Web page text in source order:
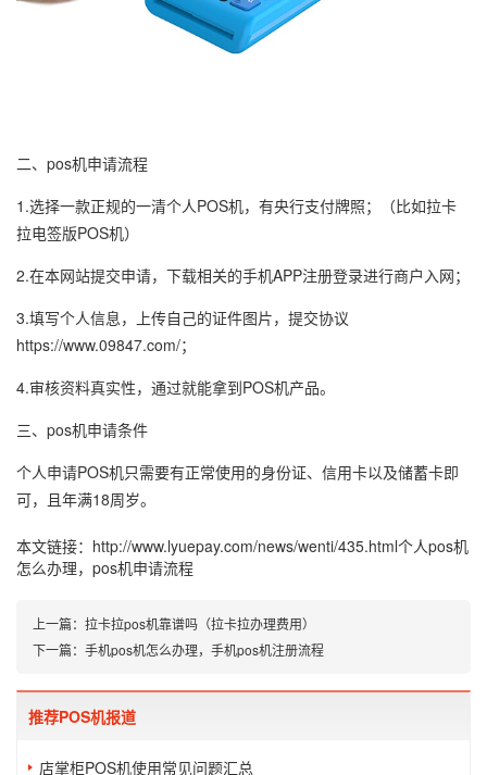
二、pos机申请流程
1.选择一款正规的一清个人POS机，有央行支付牌照；（比如拉卡
拉电签版POS机）
2.在本网站提交申请，下载相关的手机APP注册登录进行商户入网；
3.填写个人信息，上传自己的证件图片，提交协议
https://www.09847.com/；
4.审核资料真实性，通过就能拿到POS机产品。
三、pos机申请条件
个人申请POS机只需要有正常使用的身份证、信用卡以及储蓄卡即
可，且年满18周岁。
本文链接： http://www.lyuepay.com/news/wenti/435.html个人pos机
怎么办理，pos机申请流程
上一篇： 拉卡拉pos机靠谱吗（拉卡拉办理费用）
下一篇： 手机pos机怎么办理，手机pos机注册流程
推荐POS机报道
店掌柜POS机使用常见问题汇总